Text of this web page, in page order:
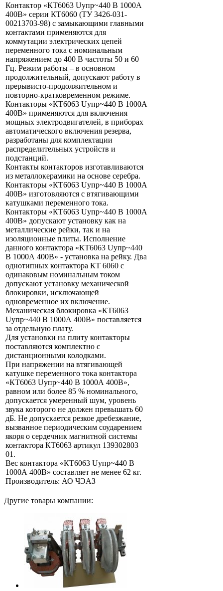
Контактор «КТ6063 Uупр~440 В 1000А
400В» серии КТ6060 (ТУ 3426-031-
00213703-98) с замыкающими главными
контактами применяются для
коммутации электрических цепей
переменного тока с номинальным
напряжением до 400 В частоты 50 и 60
Гц. Режим работы – в основном
продолжительный, допускают работу в
прерывисто-продолжительном и
повторно-кратковременном режиме.
Контакторы «КТ6063 Uупр~440 В 1000А
400В» применяются для включения
мощных электродвигателей, в приборах
автоматического включения резерва,
разработаны для комплектации
распределительных устройств и
подстанций.
Контакты контакторов изготавливаются
из металлокерамики на основе серебра.
Контакторы «КТ6063 Uупр~440 В 1000А
400В» изготовляются с втягивающими
катушками переменного тока.
Контакторы «КТ6063 Uупр~440 В 1000А
400В» допускают установку как на
металлические рейки, так и на
изоляционные плиты. Исполнение
данного контактора «КТ6063 Uупр~440
В 1000А 400В» - установка на рейку. Два
однотипных контактора КТ 6060 с
одинаковым номинальным током
допускают установку механической
блокировки, исключающей
одновременное их включение.
Механическая блокировка «КТ6063
Uупр~440 В 1000А 400В» поставляется
за отдельную плату.
Для установки на плиту контакторы
поставляются комплектно с
дистанционными колодками.
При напряжении на втягивающей
катушке переменного тока контактора
«КТ6063 Uупр~440 В 1000А 400В»,
равном или более 85 % номинального,
допускается умеренный шум, уровень
звука которого не должен превышать 60
дБ. Не допускается резкое дребезжание,
вызванное периодическим соударением
якоря о сердечник магнитной системы
контактора КТ6063 артикул 139302803
01.
Вес контактора «КТ6063 Uупр~440 В
1000А 400В» составляет не менее 62 кг.
Производитель: АО ЧЭАЗ
Другие товары компании: